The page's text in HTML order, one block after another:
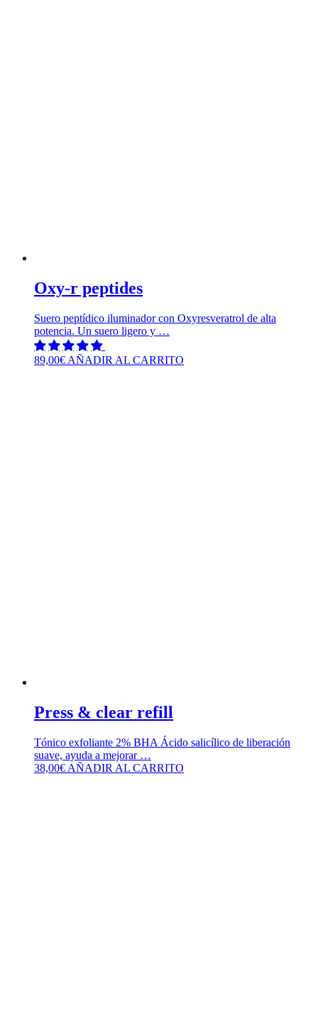
Oxy-r peptides
Suero peptídico iluminador con Oxyresveratrol de alta
potencia. Un suero ligero y …
89,00€ AÑADIR AL CARRITO
Press & clear refill
Tónico exfoliante 2% BHA Ácido salicílico de liberación
suave, ayuda a mejorar …
38,00€ AÑADIR AL CARRITO